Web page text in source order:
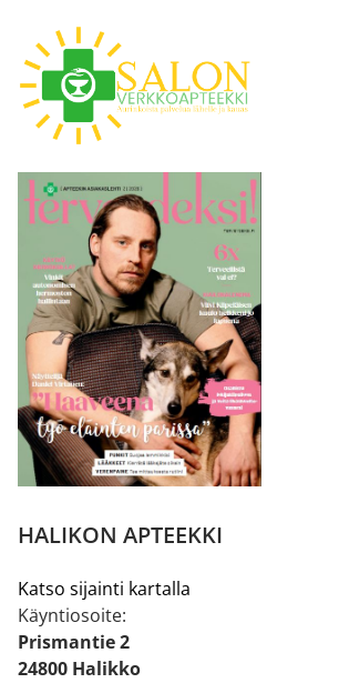
HALIKON APTEEKKI
Katso sijainti kartalla
Käyntiosoite:
Prismantie 2
24800 Halikko